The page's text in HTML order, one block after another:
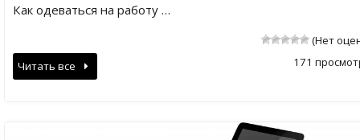
Как одеваться на работу …
(Нет
171
Читать все